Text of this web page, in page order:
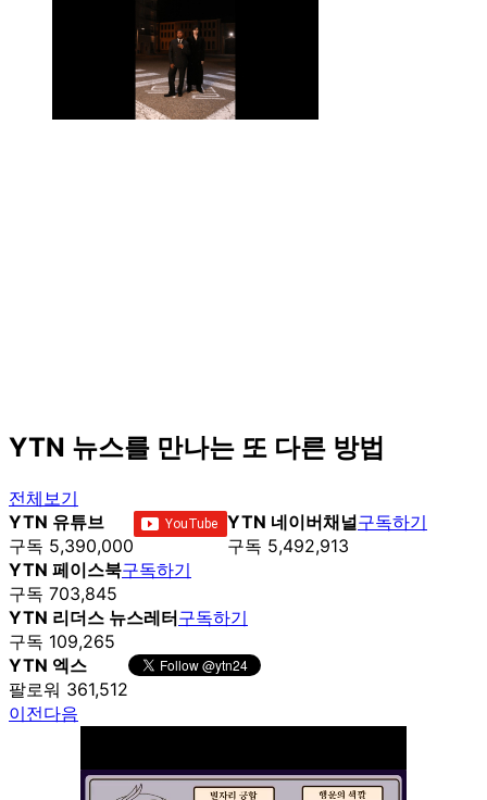
YTN 뉴스를 만나는 또 다른 방법
전체보기
YTN 유튜브
구독 5,390,000
YTN 네이버채널
구독 5,492,913
구독하기
YTN 페이스북
구독 703,845
구독하기
YTN 리더스 뉴스레터
구독 109,265
구독하기
YTN 엑스
팔로워 361,512
이전다음